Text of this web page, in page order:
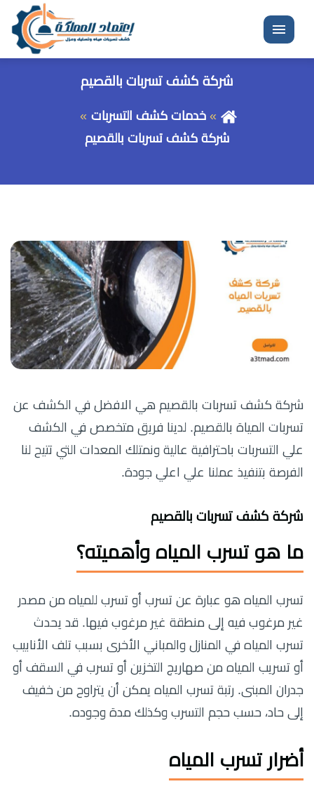
القائمة
شركة كشف تسربات بالقصيم
خدمات كشف التسربات
شركة كشف تسربات بالقصيم
شركة كشف تسربات بالقصيم هي الافضل في الكشف عن
تسربات المياة بالقصيم. لدينا فريق متخصص في الكشف
علي التسربات باحترافية عالية ونمتلك المعدات التي تتيح لنا
الفرصة بتنفيذ عملنا علي اعلي جودة.
شركة كشف تسربات بالقصيم
ما هو تسرب المياه وأهميته؟
تسرب المياه هو عبارة عن تسرب أو تسرب للمياه من مصدر
غير مرغوب فيه إلى منطقة غير مرغوب فيها. قد يحدث
تسرب المياه في المنازل والمباني الأخرى بسبب تلف الأنابيب
أو تسريب المياه من صهاريج التخزين أو تسرب في السقف أو
جدران المبنى. رتبة تسرب المياه يمكن أن يتراوح من خفيف
إلى حاد، حسب حجم التسرب وكذلك مدة وجوده.
أضرار تسرب المياه